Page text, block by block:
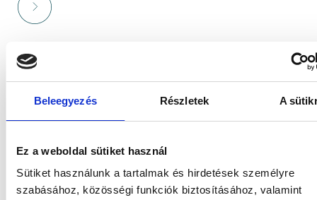
Beleegyezés Részletek A
Ez a weboldal sütiket használ
Sütiket használunk a tartalmak és hirdetések személyre
szabásához, közösségi funkciók biztosításához, valamint
The Gránit Harmónia Mixed Fund is suitable for
investors seeking higher returns than bank
deposits and short-term government securities